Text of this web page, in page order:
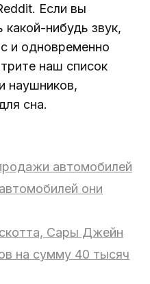
Если вы
нибудь звук,
и одновременно
наш список
наушников,
сна.
автомобилей
они
Сары Джейн
на сумму 40 тысяч